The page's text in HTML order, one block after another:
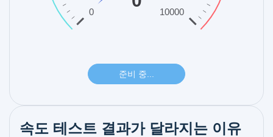
속도 테스트 결과가 달라지는 이유